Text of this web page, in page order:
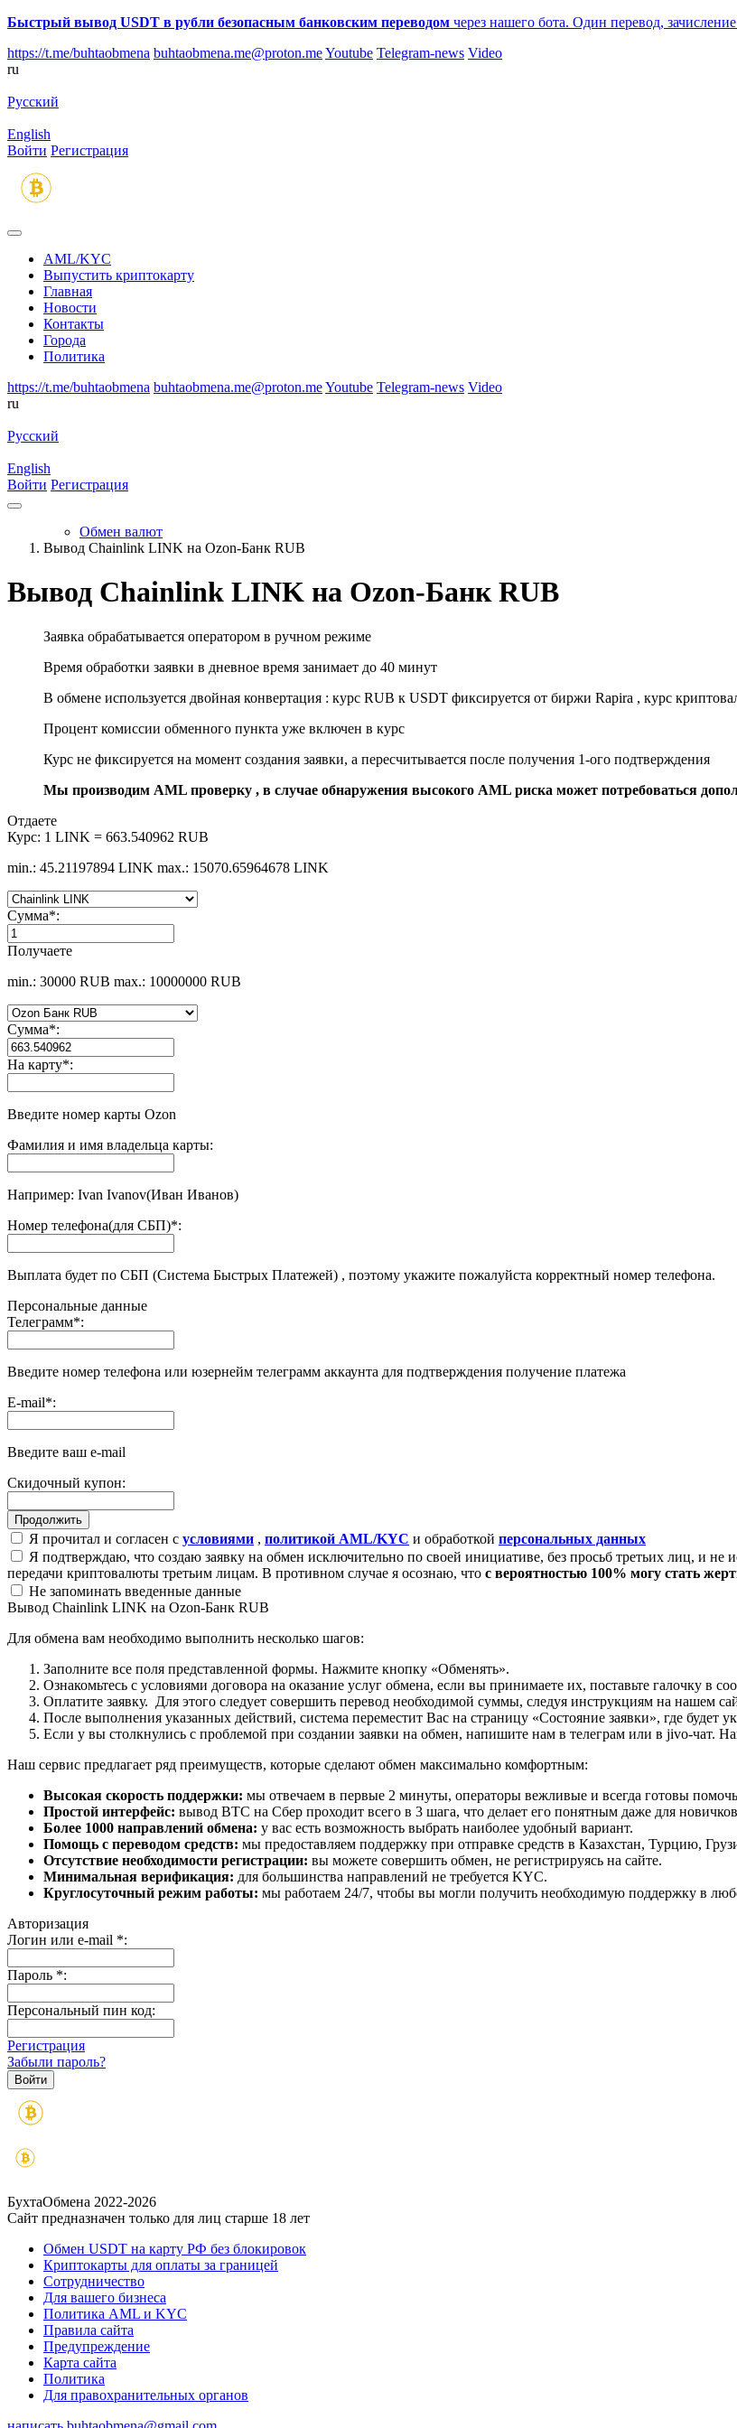
Быстрый вывод USDT в рубли безопасным банковским переводом через нашего бота. Один перевод,
https://t.me/buhtaobmena buhtaobmena.me@proton.meYoutube Telegram-news Video
ru
Русский
English
Войти Регистрация
AML/KYC
Выпустить криптокарту
Главная
Новости
Контакты
Города
Политика
https://t.me/buhtaobmena buhtaobmena.me@proton.meYoutube Telegram-news Video
ru
Русский
English
Войти Регистрация
Обмен валют
Вывод Chainlink LINK на Ozon-Банк RUB
Вывод Chainlink LINK на Ozon-Банк RUB
Заявка обрабатывается оператором в ручном режиме
Время обработки заявки в дневное время занимает до 40 минут
В обмене используется двойная конвертация : курс RUB к USDT фиксируется от биржи Rapira , курс
Процент комиссии обменного пункта уже включен в курс
Курс не фиксируется на момент создания заявки, а пересчитывается после получения 1-ого подтверждения
Мы производим AML проверку , в случае обнаружения высокого AML риска может потребоваться
Отдаете
Курс: 1 LINK = 663.540962 RUB
min.: 45.21197894 LINK max.: 15070.65964678 LINK
Сумма*:
Получаете
min.: 30000 RUB max.: 10000000 RUB
Сумма*:
На карту*:
Введите номер карты Ozon
Фамилия и имя владельца карты:
Например: Ivan Ivanov(Иван Иванов)
Номер телефона(для СБП)*:
Выплата будет по СБП (Система Быстрых Платежей) , поэтому укажите пожалуйста корректный номер телефона.
Персональные данные
Телеграмм*:
Введите номер телефона или юзернейм телеграмм аккаунта для подтверждения получение платежа
E-mail*:
Введите ваш e-mail
Скидочный купон:
Я прочитал и согласен с условиями , политикой AML/KYC и обработкой персональных данных
Я подтверждаю, что создаю заявку на обмен исключительно по своей инициативе, без просьб третьих лиц, и не
передачи криптовалюты третьим лицам. В противном случае я осознаю, что с вероятностью 100% могу стать
Не запоминать введенные данные
Вывод Chainlink LINK на Ozon-Банк RUB
Для обмена вам необходимо выполнить несколько шагов:
Заполните все поля представленной формы. Нажмите кнопку «Обменять».
Ознакомьтесь с условиями договора на оказание услуг обмена, если вы принимаете их, поставьте галочку в
Оплатите заявку. Для этого следует совершить перевод необходимой суммы, следуя инструкциям на нашем
После выполнения указанных действий, система переместит Вас на страницу «Состояние заявки», где будет
Если у вы столкнулись с проблемой при создании заявки на обмен, напишите нам в телеграм или в jivo-чат.
Наш сервис предлагает ряд преимуществ, которые сделают обмен максимально комфортным:
Высокая скорость поддержки: мы отвечаем в первые 2 минуты, операторы вежливые и всегда готовы
Простой интерфейс: вывод BTC на Сбер проходит всего в 3 шага, что делает его понятным даже для
Более 1000 направлений обмена: у вас есть возможность выбрать наиболее удобный вариант.
Помощь с переводом средств: мы предоставляем поддержку при отправке средств в Казахстан, Турцию,
Отсутствие необходимости регистрации: вы можете совершить обмен, не регистрируясь на сайте.
Минимальная верификация: для большинства направлений не требуется KYC.
Круглосуточный режим работы: мы работаем 24/7, чтобы вы могли получить необходимую поддержку в
Авторизация
Логин или e-mail *:
Пароль *:
Персональный пин код:
Регистрация
Забыли пароль?
БухтаОбмена 2022-2026
Сайт предназначен только для лиц старше 18 лет
Обмен USDT на карту РФ без блокировок
Криптокарты для оплаты за границей
Сотрудничество
Для вашего бизнеса
Политика AML и KYC
Правила сайта
Предупреждение
Карта сайта
Политика
Для правохранительных органов